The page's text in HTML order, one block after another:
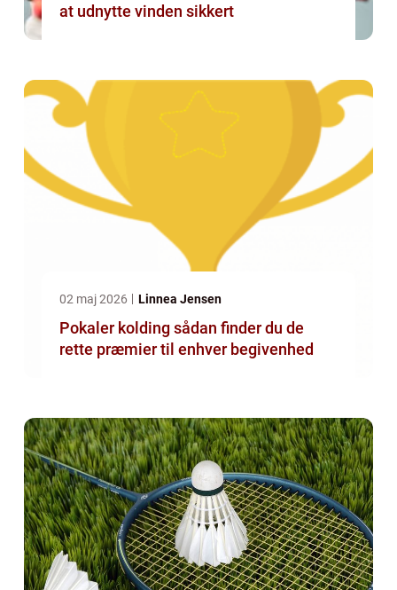
at udnytte vinden sikkert
02 maj 2026 Linnea Jensen
Pokaler kolding sådan finder du de
rette præmier til enhver begivenhed